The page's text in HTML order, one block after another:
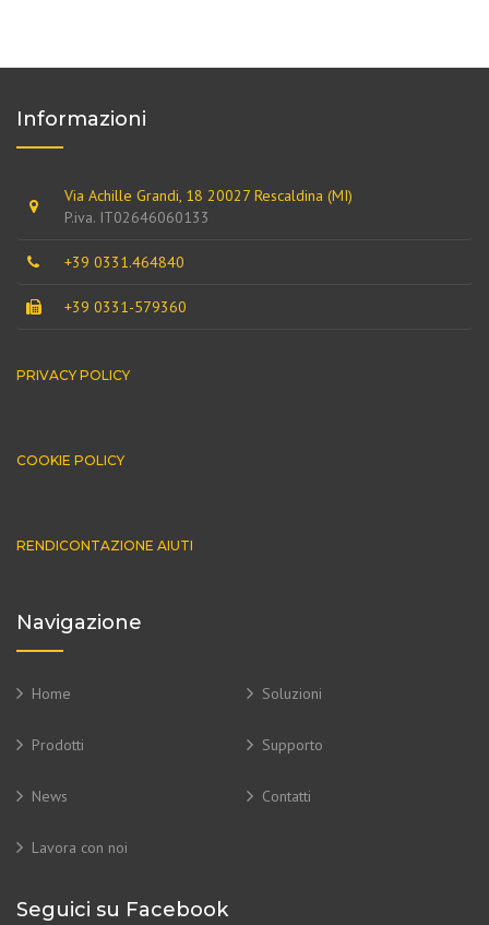
Informazioni
Via Achille Grandi, 18 20027 Rescaldina (MI)
P.iva. IT02646060133
+39 0331.464840
+39 0331-579360
PRIVACY POLICY
COOKIE POLICY
RENDICONTAZIONE AIUTI
Navigazione
Home Soluzioni
Prodotti Supporto
News Contatti
Lavora con noi
Seguici su Facebook